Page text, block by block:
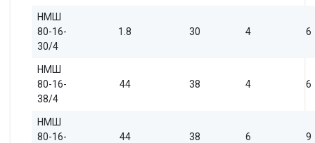
НМШ
80-16-
30/4
1.8 30 4 6
НМШ
80-16-
38/4
44 38 4 6
НМШ
80-16-
44 38 6 9